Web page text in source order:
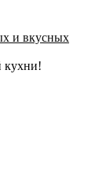
и вкусных
кухни!